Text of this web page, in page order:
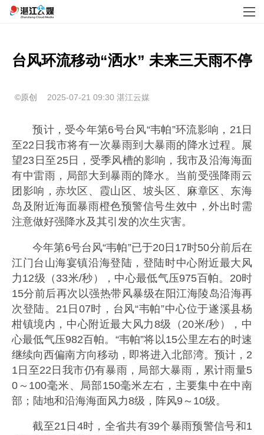
台风环流移动“洒水” 未来三天雨不停
©原创 2025-07-21 09:30 湛江云媒
预计，受今年第6号台风“韦帕”环流影响，21日
至22日我市将有一次暴雨到大暴雨的降水过程。展
望23日至25日，受季风槽的影响，我市及沿海海面
有中雷雨，局部大到暴雨的降水。当前受强降雨云
团影响，赤坎区、霞山区、坡头区、麻章区、东海
岛及附近海面暴雨橙色预警信号生效中，外出时需
注意做好强降水及其引发的次生灾害。
今年第6号台风“韦帕”已于20日17时50分前后在
江门台山海宴镇沿海登陆，登陆时中心附近最大风
力12级（33米/秒），中心最低气压975百帕。20时
15分前后再次以强热带风暴级在阳江海陵岛沿海再
次登陆。21日07时，台风“韦帕”中心位于遂溪县杨
柑镇境内，中心附近最大风力8级（20米/秒），中
心最低气压982百帕。“韦帕”将以15公里左右的时速
继续向西偏南方向移动，即将进入北部湾。预计，2
1日至22日我市仍有暴雨，局部大暴雨，累计雨量5
0～100毫米、局部150毫米左右，主要集中在中南
部；陆地和沿海海面风力8级，阵风9～10级。
截至21日4时，全省共有39个暴雨预警信号和1